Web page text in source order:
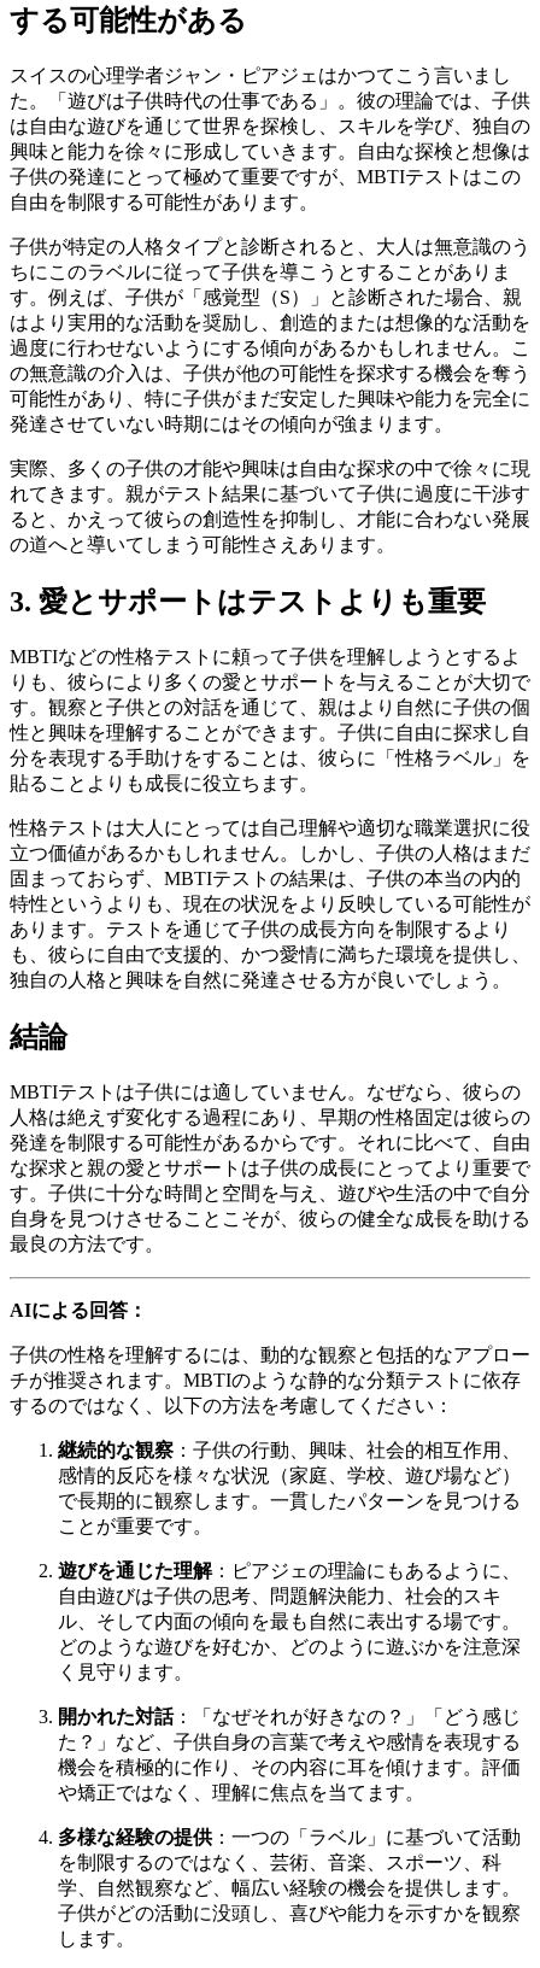
する可能性がある
スイスの心理学者ジャン・ピアジェはかつてこう言いまし
た。「遊びは子供時代の仕事である」。彼の理論では、子供
は自由な遊びを通じて世界を探検し、スキルを学び、独自の
興味と能力を徐々に形成していきます。自由な探検と想像は
子供の発達にとって極めて重要ですが、MBTIテストはこの
自由を制限する可能性があります。
子供が特定の人格タイプと診断されると、大人は無意識のう
ちにこのラベルに従って子供を導こうとすることがありま
す。例えば、子供が「感覚型（S）」と診断された場合、親
はより実用的な活動を奨励し、創造的または想像的な活動を
過度に行わせないようにする傾向があるかもしれません。こ
の無意識の介入は、子供が他の可能性を探求する機会を奪う
可能性があり、特に子供がまだ安定した興味や能力を完全に
発達させていない時期にはその傾向が強まります。
実際、多くの子供の才能や興味は自由な探求の中で徐々に現
れてきます。親がテスト結果に基づいて子供に過度に干渉す
ると、かえって彼らの創造性を抑制し、才能に合わない発展
の道へと導いてしまう可能性さえあります。
3. 愛とサポートはテストよりも重要
MBTIなどの性格テストに頼って子供を理解しようとするよ
りも、彼らにより多くの愛とサポートを与えることが大切で
す。観察と子供との対話を通じて、親はより自然に子供の個
性と興味を理解することができます。子供に自由に探求し自
分を表現する手助けをすることは、彼らに「性格ラベル」を
貼ることよりも成長に役立ちます。
性格テストは大人にとっては自己理解や適切な職業選択に役
立つ価値があるかもしれません。しかし、子供の人格はまだ
固まっておらず、MBTIテストの結果は、子供の本当の内的
特性というよりも、現在の状況をより反映している可能性が
あります。テストを通じて子供の成長方向を制限するより
も、彼らに自由で支援的、かつ愛情に満ちた環境を提供し、
独自の人格と興味を自然に発達させる方が良いでしょう。
結論
MBTIテストは子供には適していません。なぜなら、彼らの
人格は絶えず変化する過程にあり、早期の性格固定は彼らの
発達を制限する可能性があるからです。それに比べて、自由
な探求と親の愛とサポートは子供の成長にとってより重要で
す。子供に十分な時間と空間を与え、遊びや生活の中で自分
自身を見つけさせることこそが、彼らの健全な成長を助ける
最良の方法です。
AIによる回答：
子供の性格を理解するには、動的な観察と包括的なアプロー
チが推奨されます。MBTIのような静的な分類テストに依存
するのではなく、以下の方法を考慮してください：
継続的な観察 ：子供の行動、興味、社会的相互作用、
感情的反応を様々な状況（家庭、学校、遊び場など）
で長期的に観察します。一貫したパターンを見つける
ことが重要です。
遊びを通じた理解：ピアジェの理論にもあるように、
自由遊びは子供の思考、問題解決能力、社会的スキ
ル、そして内面の傾向を最も自然に表出する場です。
どのような遊びを好むか、どのように遊ぶかを注意深
く見守ります。
開かれた対話：「なぜそれが好きなの？」「どう感じ
た？」など、子供自身の言葉で考えや感情を表現する
機会を積極的に作り、その内容に耳を傾けます。評価
や矯正ではなく、理解に焦点を当てます。
多様な経験の提供：一つの「ラベル」に基づいて活動
を制限するのではなく、芸術、音楽、スポーツ、科
学、自然観察など、幅広い経験の機会を提供します。
子供がどの活動に没頭し、喜びや能力を示すかを観察
します。